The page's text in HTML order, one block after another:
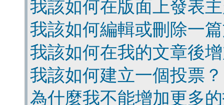
我該如何在版面上發表
我該如何編輯或刪除一
我該如何在我的文章後
我該如何建立一個投票？
為什麼我不能增加更多